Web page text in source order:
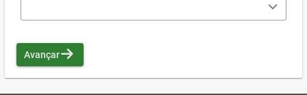
Avançar